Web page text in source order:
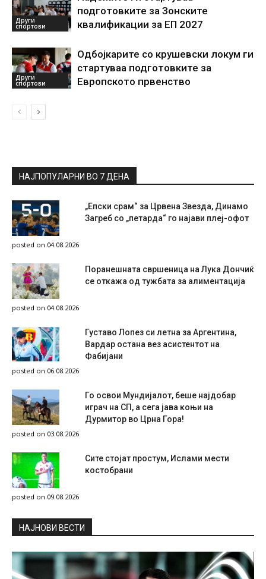
Други
спортови
подготовките за Зонските
квалификации за ЕП 2027
Други
спортови
Одбојкарите со крушевски локум ги
стартуваа подготовките за
Европското првенство
НАЈПОПУЛАРНИ ВО 7 ДЕНА
„Епски срам“ за Црвена Звезда, Динамо
Загреб со „петарда“ го најави плеј-офот
posted on 04.08.2026
Поранешната свршеница на Лука Дончиќ
се откажа од тужбата за алиментација
posted on 04.08.2026
Густаво Лопез си летна за Аргентина,
Вардар остана вез асистентот на
Фабијани
posted on 06.08.2026
Го освои Мундијалот, беше најдобар
играч на СП, а сега јава коњи на
Дурмитор во Црна Гора!
posted on 03.08.2026
Сите стојат простум, Ислами мести
костобрани
posted on 09.08.2026
НAЈНОВИ ВЕСТИ